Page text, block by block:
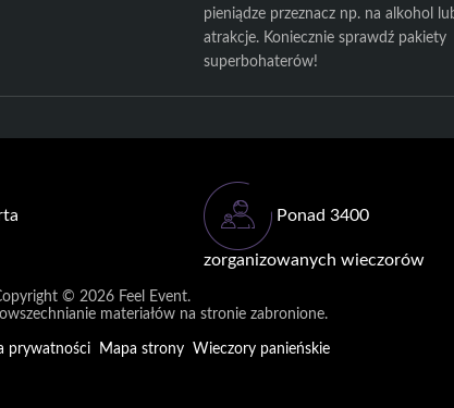
pieniądze przeznacz np. na alkohol
atrakcje. Koniecznie sprawdź pakiety
superbohaterów!
Ponad 3400
zorganizowanych wieczorów
© 2026 Feel Event.
materiałów na stronie zabronione.
prywatności Mapa strony Wieczory panieńskie